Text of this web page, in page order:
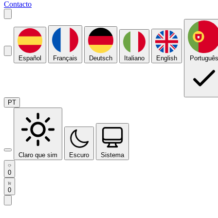
Contacto
Español Français Deutsch Italiano English Português
PT
Claro que sim Escuro Sistema
0
0